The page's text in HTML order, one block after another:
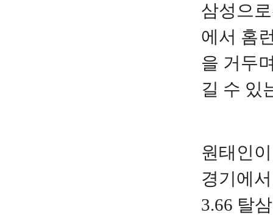
삼성으
에서 홈
을 거두
길 수 있
원태인
경기에
3.66 탈